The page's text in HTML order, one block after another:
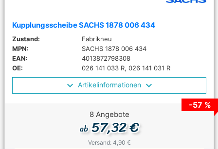
Kupplungsscheibe SACHS 1878 006 434
Zustand:
Fabrikneu
MPN:
SACHS 1878 006 434
EAN:
4013872798308
OE:
026 141 033 R, 026 141 031 R
Artikelinformationen
-57 %
8 Angebote
ab57,32 €
Versand: 4,90 €